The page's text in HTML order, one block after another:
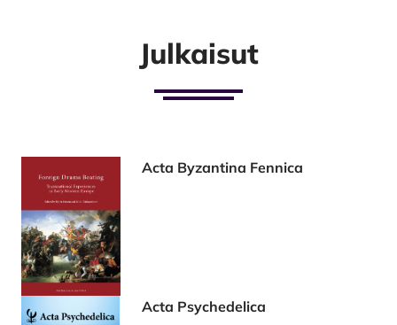
Julkaisut
Acta Byzantina Fennica
Acta Psychedelica